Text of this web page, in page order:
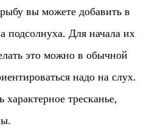
вы можете добавить в
подсолнуха. Для начала их
это можно в обычной
надо на слух.
тресканье,